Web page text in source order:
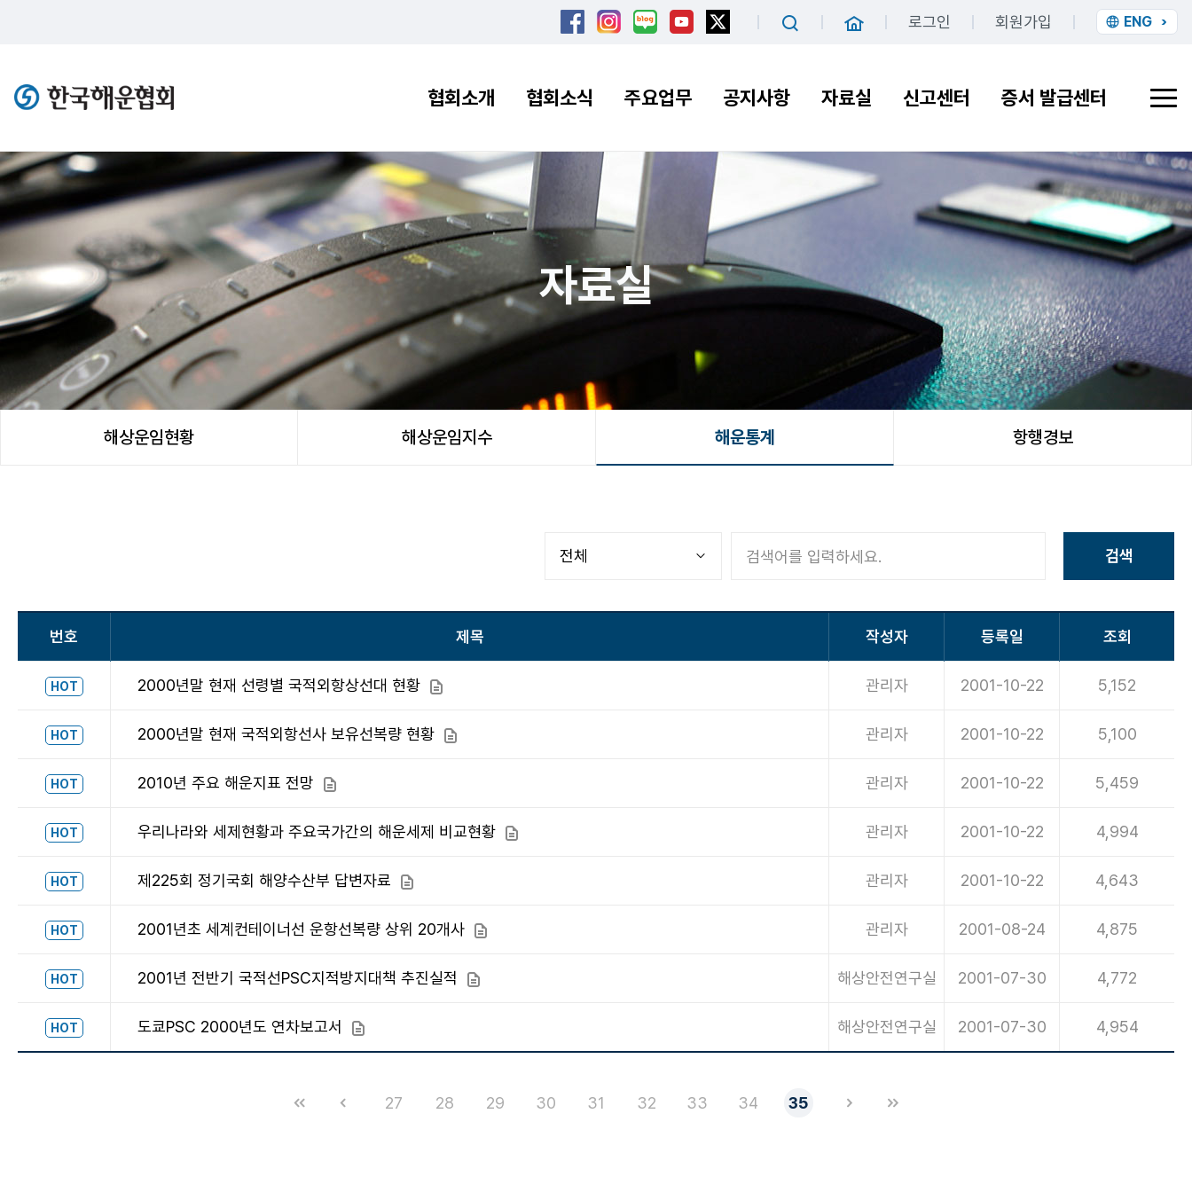
검색 홈 로그인 회원가입 ENG
한국해운협회 협회소개 협회소식 주요업무 공지사항 자료실 신고센터 증서 발급센터
자료실
해상운임현황 해상운임지수 해운통계 항행경보
검색
번호 제목 작성자 등록일 조회
HOT 2000년말 현재 선령별 국적외항상선대 현황 첨부파일 관리자 2001-10-22 5,152
HOT 2000년말 현재 국적외항선사 보유선복량 현황 첨부파일 관리자 2001-10-22 5,100
HOT 2010년 주요 해운지표 전망 첨부파일 관리자 2001-10-22 5,459
HOT 우리나라와 세제현황과 주요국가간의 해운세제 비교현황 첨부파일 관리자 2001-10-22 4,994
HOT 제225회 정기국회 해양수산부 답변자료 첨부파일 관리자 2001-10-22 4,643
HOT 2001년초 세계컨테이너선 운항선복량 상위 20개사 첨부파일 관리자 2001-08-24 4,875
HOT 2001년 전반기 국적선PSC지적방지대책 추진실적 첨부파일 해상안전연구실 2001-07-30 4,772
HOT 도쿄PSC 2000년도 연차보고서 첨부파일 해상안전연구실 2001-07-30 4,954
27 28 29 30 31 32 33 34 35